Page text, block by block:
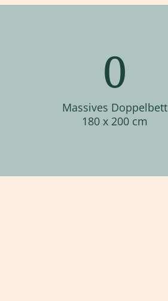
Massives Doppelbett
180 x 200 cm
0